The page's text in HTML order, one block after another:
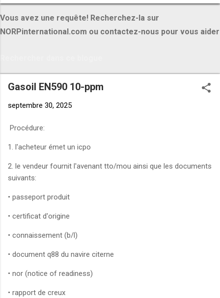
USD/MT 12 500 – 50 000 MT : 370 USD/MT • Rice 25% broken 0
– 12 500 MT : 420 USD/MT 12 500 – 50 000 MT : 400 USD/MT •
Rice 5% broken 0 – 12 500 MT : 450 USD/MT 12 500 – 50 000
Brazilian whole chicken : 3000 USD/MT • Pasta : 1420 USD/MT •
Flour : 425 USD/MT • Whole milk powder : 2775 USD/MT
MATÉRIAUX & AUTRES...
Vous avez une requête! Recherchez-la sur
NORPinternational.com ou contactez-nous pour vous aider
Gasoil EN590 10-ppm
septembre 30, 2025
Procédure:
1. l'acheteur émet un icpo
2. le vendeur fournit l'avenant tto/mou ainsi que les documents
suivants:
• passeport produit
• certificat d'origine
• connaissement (b/l)
• document q88 du navire citerne
• nor (notice of readiness)
• rapport de creux